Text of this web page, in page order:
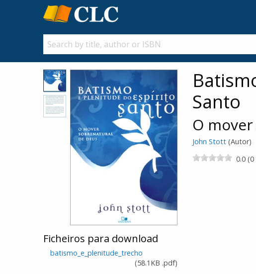
Ficheiros para download
batismo_e_plenitude_trecho
(58.1KB .pdf)
Santo
O
John Stott (Autor)
0.0